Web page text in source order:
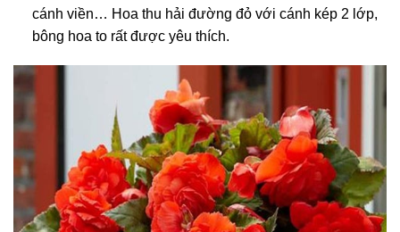
cánh viền… Hoa thu hải đường đỏ với cánh kép 2 lớp,
bông hoa to rất được yêu thích.